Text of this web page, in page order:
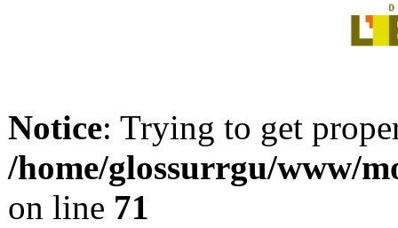
Notice: Trying to get
/home/glossurrgu/www/
on line 71